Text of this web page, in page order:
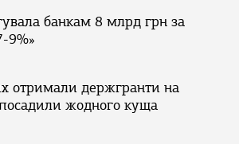
банкам 8 млрд грн за
9%»
отримали держгранти на
жодного куща